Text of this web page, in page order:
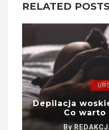
RELATED POSTS
Depilacja
Co warto
By